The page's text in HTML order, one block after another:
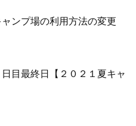
ンプ場の利用方法の変更
目最終日【２０２１夏キャ